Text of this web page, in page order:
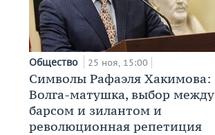
Общество 25 ноя, 15:00
Символы Рафаэля Хакимова:
Волга-матушка, выбор между
барсом и зилантом и
революционная репетиция